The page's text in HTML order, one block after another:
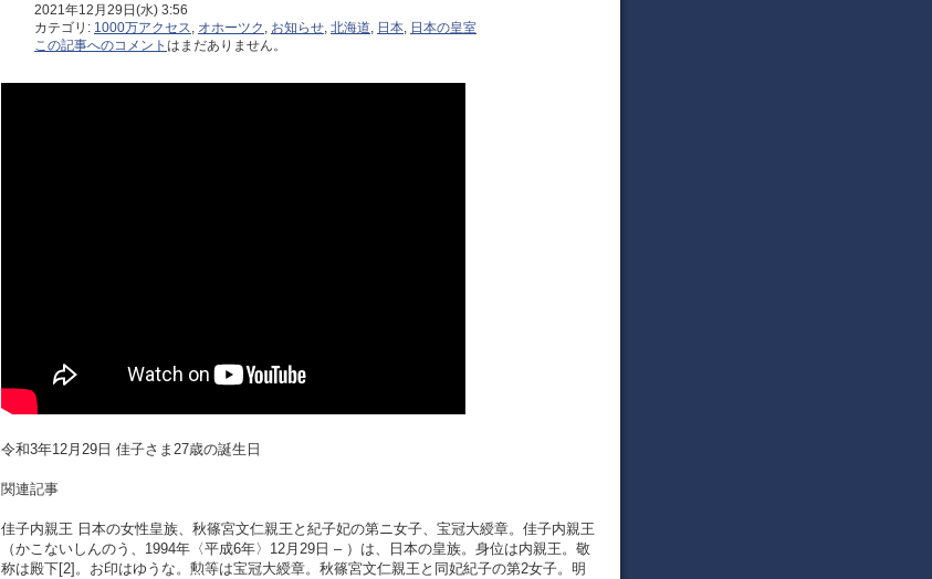
2021年12月29日(水) 3:56
カテゴリ: 1000万アクセス, オホーツク , お知らせ, 北海道, 日本, 日本の皇室
この記事へのコメント はまだありません。
令和3年12月29日 佳子さま27歳の誕生日
関連記事
佳子内親王 日本の女性皇族、秋篠宮文仁親王と紀子妃の第ニ女子、宝冠大綬章。佳子内親王
（かこないしんのう、1994年〈平成6年〉12月29日 – ）は、日本の皇族。身位は内親王。敬
称は殿下[2]。お印はゆうな。勲等は宝冠大綬章。秋篠宮文仁親王と同妃紀子の第2女子。明